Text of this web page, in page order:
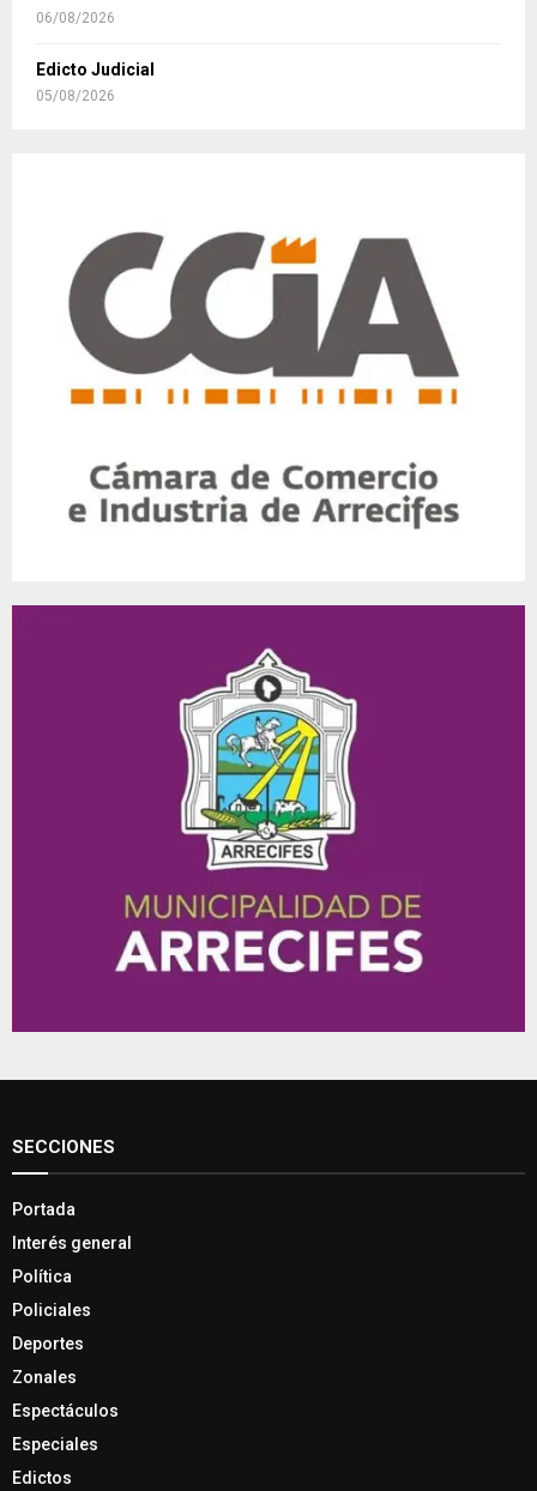
06/08/2026
Edicto Judicial
05/08/2026
SECCIONES
Portada
Interés general
Política
Policiales
Deportes
Zonales
Espectáculos
Especiales
Edictos